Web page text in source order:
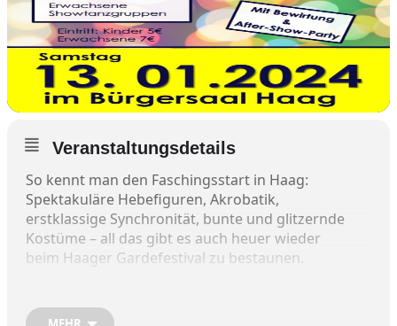
Veranstaltungsdetails
So kennt man den Faschingsstart in Haag:
Spektakuläre Hebefiguren, Akrobatik,
erstklassige Synchronität, bunte und glitzernde
Kostüme – all das gibt es auch heuer wieder
beim Haager Gardefestival zu bestaunen.